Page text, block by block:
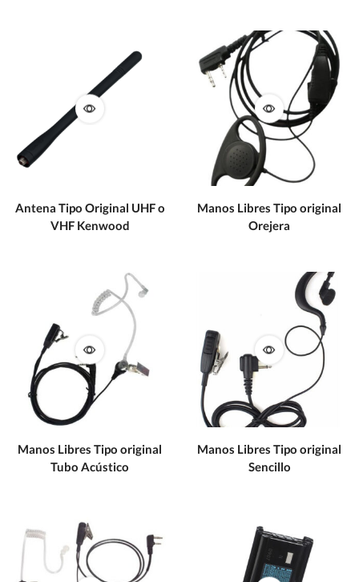
Antena Tipo Original UHF o
VHF Kenwood
Manos Libres Tipo original
Orejera
Manos Libres Tipo original
Tubo Acústico
Manos Libres Tipo original
Sencillo